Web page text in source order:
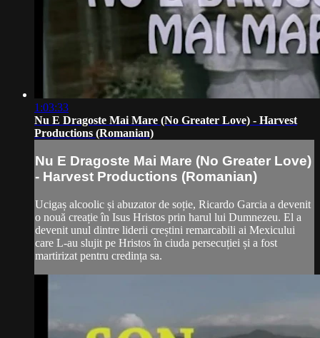
1:03:33
Nu E Dragoste Mai Mare (No Greater Love) - Harvest
Productions (Romanian)
Nu E Dragoste Mai Mare (No Greater Love)
- Harvest Productions (Romanian)
Ucigaș alcoolic și abuzator de soție, Ricardo Garcia a devenit
o nouă creație în Isus Hristos prin harul lui Dumnezeu. El a
devenit unul dintre liderii creștini remarcabili ai Mexicului
care L-au slujit pe Hristos în ciuda persecuției și a fost
martirizat pentru credința sa.